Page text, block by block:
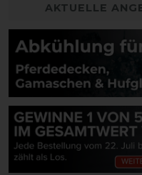
AKTUELLE